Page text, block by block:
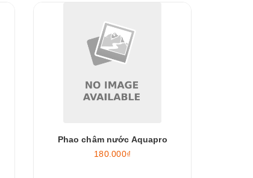
Phao châm nước Aquapro
180.000₫